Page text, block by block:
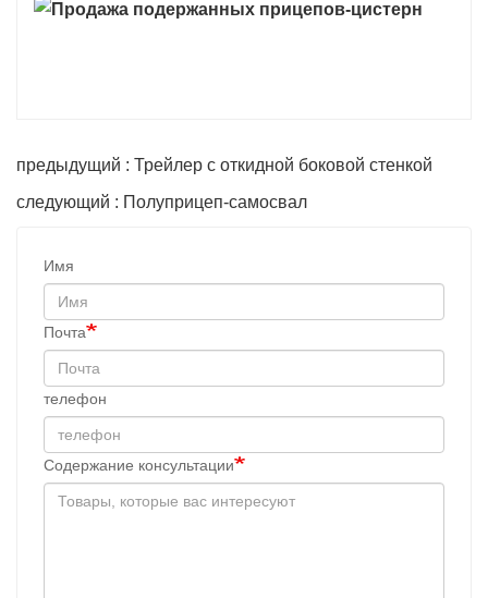
предыдущий : Трейлер с откидной боковой стенкой
следующий : Полуприцеп-самосвал
Имя
Почта
телефон
Содержание консультации